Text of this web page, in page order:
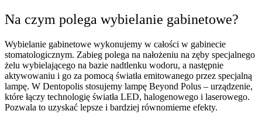
Na czym polega wybielanie gabinetowe?
Wybielanie gabinetowe wykonujemy w całości w gabinecie
stomatologicznym. Zabieg polega na nałożeniu na zęby specjalnego
żelu wybielającego na bazie nadtlenku wodoru, a następnie
aktywowaniu i go za pomocą światła emitowanego przez specjalną
lampę. W Dentopolis stosujemy lampę Beyond Polus – urządzenie,
które łączy technologię światła LED, halogenowego i laserowego.
Pozwala to uzyskać lepsze i bardziej równomierne efekty.